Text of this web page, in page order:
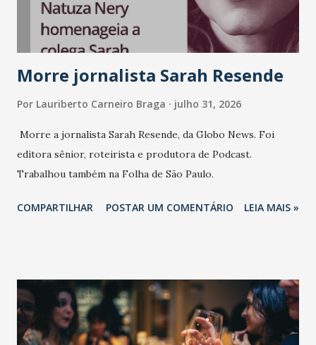
Vamos reforçar que ser genuíno sustenta a confiança entre
marcas, pessoas e mercado", afirma Tamires So...
Morre jornalista Sarah Resende
Por Lauriberto Carneiro Braga julho 31, 2026
Morre a jornalista Sarah Resende, da Globo News. Foi
editora sênior, roteirista e produtora de Podcast.
Trabalhou também na Folha de São Paulo.
COMPARTILHAR POSTAR UM COMENTÁRIO LEIA MAIS »